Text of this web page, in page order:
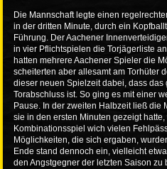
Die Mannschaft legte einen
in der dritten Minute, durch ein
Führung. Der Aachener
in vier Pflichtspielen die Torjägerliste
hatten mehrere Aachener Spieler die
scheiterten aber allesamt am Torhüter
dieser neuen Spielzeit dabei, dass
Torabschluss ist. So ging es mit einer
Pause. In der zweiten Halbzeit ließ die
sie in den ersten Minuten gezeigt
Kombinationsspiel wich vielen
Möglichkeiten, die sich ergaben,
Ende stand dennoch ein, vielleicht
den Angstgegner der letzten Saison zu